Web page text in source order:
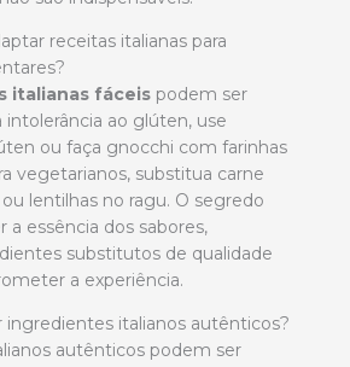
receitas italianas para
italianas fáceis podem ser
intolerância ao glúten, use
ou faça gnocchi com farinhas
vegetarianos, substitua carne
lentilhas no ragu. O segredo
essência dos sabores,
substitutos de qualidade
a experiência.
ingredientes italianos autênticos?
autênticos podem ser